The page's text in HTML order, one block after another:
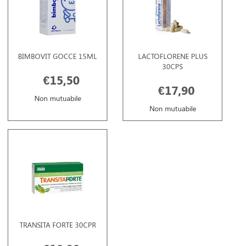
BIMBOVIT GOCCE 15ML
€15,50
Non mutuabile
LACTOFLORENE PLUS
30CPS
€17,90
Non mutuabile
TRANSITA FORTE 30CPR